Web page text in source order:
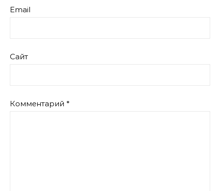
Email
Сайт
Комментарий *